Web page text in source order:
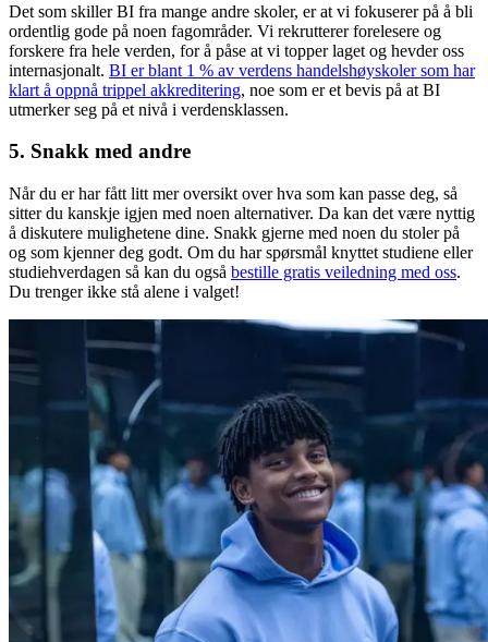
Det som skiller BI fra mange andre skoler, er at vi fokuserer på å bli
ordentlig gode på noen fagområder. Vi rekrutterer forelesere og
forskere fra hele verden, for å påse at vi topper laget og hevder oss
internasjonalt. BI er blant 1 % av verdens handelshøyskoler som har
klart å oppnå trippel akkreditering, noe som er et bevis på at BI
utmerker seg på et nivå i verdensklassen.
5. Snakk med andre
Når du er har fått litt mer oversikt over hva som kan passe deg, så
sitter du kanskje igjen med noen alternativer. Da kan det være nyttig
å diskutere mulighetene dine. Snakk gjerne med noen du stoler på
og som kjenner deg godt. Om du har spørsmål knyttet studiene eller
studiehverdagen så kan du også bestille gratis veiledning med oss.
Du trenger ikke stå alene i valget!